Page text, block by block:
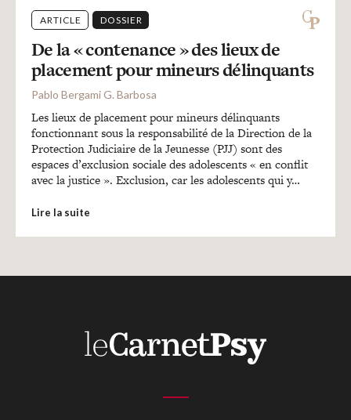
Blocs-notes
Recherches
Entretiens
Revues
Colloque
Mon compte
ARTICLE DOSSIER
De la « contenance » des lieux de
placement pour mineurs délinquants
Pablo Bergami G. Barbosa
Les lieux de placement pour mineurs délinquants
fonctionnant sous la responsabilité de la Direction de la
Protection Judiciaire de la Jeunesse (PJJ) sont des
espaces d’exclusion sociale des adolescents « en conflit
avec la justice ». Exclusion, car les adolescents qui y…
Lire la suite